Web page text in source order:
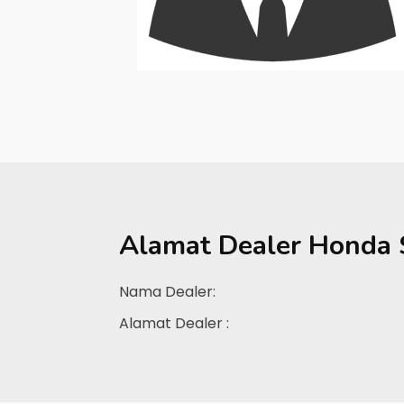
Alamat Dealer Honda
Nama Dealer:
Alamat Dealer :